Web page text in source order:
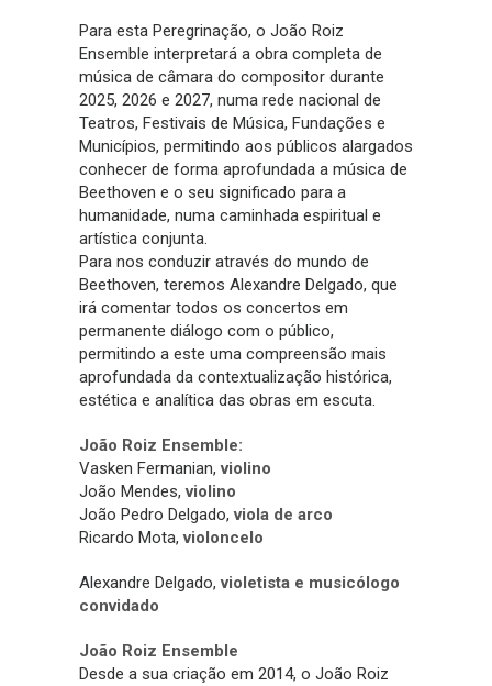
Para esta Peregrinação, o João Roiz
Ensemble interpretará a obra completa de
música de câmara do compositor durante
2025, 2026 e 2027, numa rede nacional de
Teatros, Festivais de Música, Fundações e
Municípios, permitindo aos públicos alargados
conhecer de forma aprofundada a música de
Beethoven e o seu significado para a
humanidade, numa caminhada espiritual e
artística conjunta.
Para nos conduzir através do mundo de
Beethoven, teremos Alexandre Delgado, que
irá comentar todos os concertos em
permanente diálogo com o público,
permitindo a este uma compreensão mais
aprofundada da contextualização histórica,
estética e analítica das obras em escuta.
João Roiz Ensemble:
Vasken Fermanian,violino
João Mendes,violino
João Pedro Delgado,viola de arco
Ricardo Mota,violoncelo
Alexandre Delgado,violetista e musicólogo
convidado
João Roiz Ensemble
Desde a sua criação em 2014, o João Roiz